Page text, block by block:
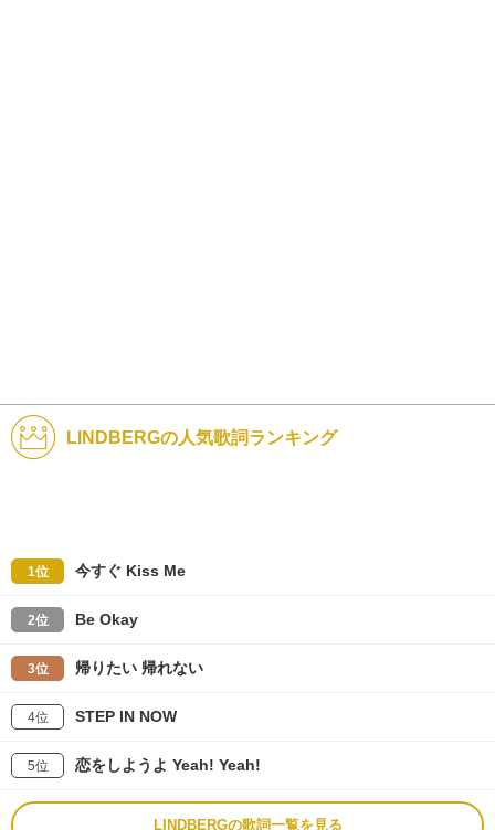
LINDBERGの人気歌詞ランキング
1位 今すぐ Kiss Me
2位 Be Okay
3位 帰りたい 帰れない
4位 STEP IN NOW
5位 恋をしようよ Yeah! Yeah!
LINDBERGの歌詞一覧を見る